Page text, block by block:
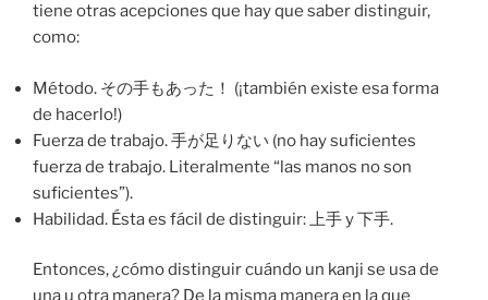
tiene otras acepciones que hay que saber distinguir,
como:
Método. その手もあった！ (¡también existe esa forma
de hacerlo!)
Fuerza de trabajo. 手が足りない (no hay suficientes
fuerza de trabajo. Literalmente “las manos no son
suficientes”).
Habilidad. Ésta es fácil de distinguir: 上手 y 下手.
Entonces, ¿cómo distinguir cuándo un kanji se usa de
una u otra manera? De la misma manera en la que